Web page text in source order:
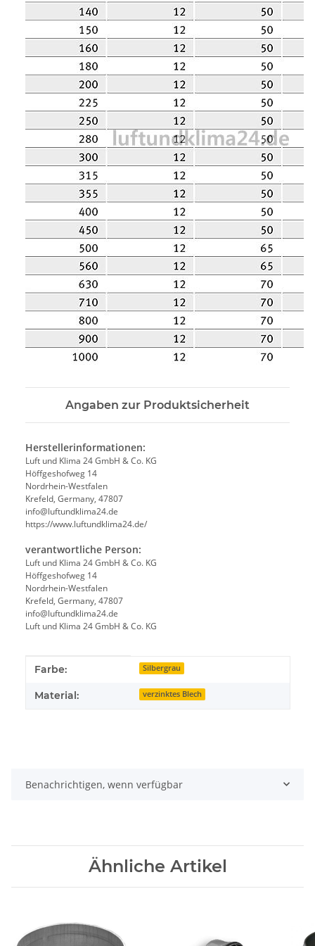
Angaben zur Produktsicherheit
Herstellerinformationen:
Luft und Klima 24 GmbH & Co. KG
Höffgeshofweg 14
Nordrhein-Westfalen
Krefeld, Germany, 47807
info@luftundklima24.de
https://www.luftundklima24.de/
verantwortliche Person:
Luft und Klima 24 GmbH & Co. KG
Höffgeshofweg 14
Nordrhein-Westfalen
Krefeld, Germany, 47807
info@luftundklima24.de
Luft und Klima 24 GmbH & Co. KG
Produkteigenschaft
Wert
Farbe: Silbergrau
Material: verzinktes Blech
Benachrichtigen, wenn verfügbar
Ähnliche Artikel